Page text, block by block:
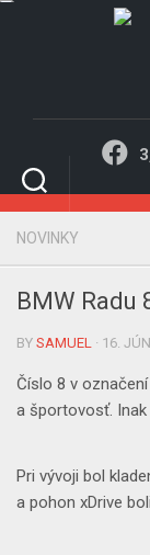
NOVINKY
BMW Radu
BY SAMUEL · 16.
Číslo 8 v
a športovosť. Inak
Pri vývoji bol
a pohon xDrive